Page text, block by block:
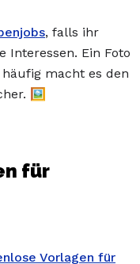
, falls ihr
Interessen. Ein Foto
macht es den
🖼️
für
Vorlagen für